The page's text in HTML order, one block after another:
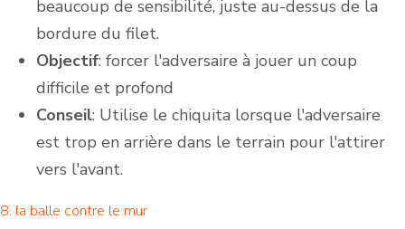
beaucoup de sensibilité, juste au-dessus de la
bordure du filet.
Objectif: forcer l'adversaire à jouer un coup
difficile et profond
Conseil: Utilise le chiquita lorsque l'adversaire
est trop en arrière dans le terrain pour l'attirer
vers l'avant.
8. la balle contre le mur